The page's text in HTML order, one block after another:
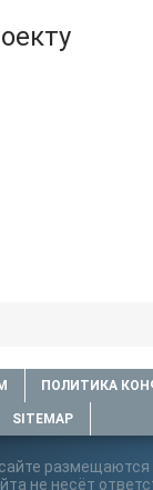
ПОЛИТИКА
SITEMAP
размещаются
не несёт